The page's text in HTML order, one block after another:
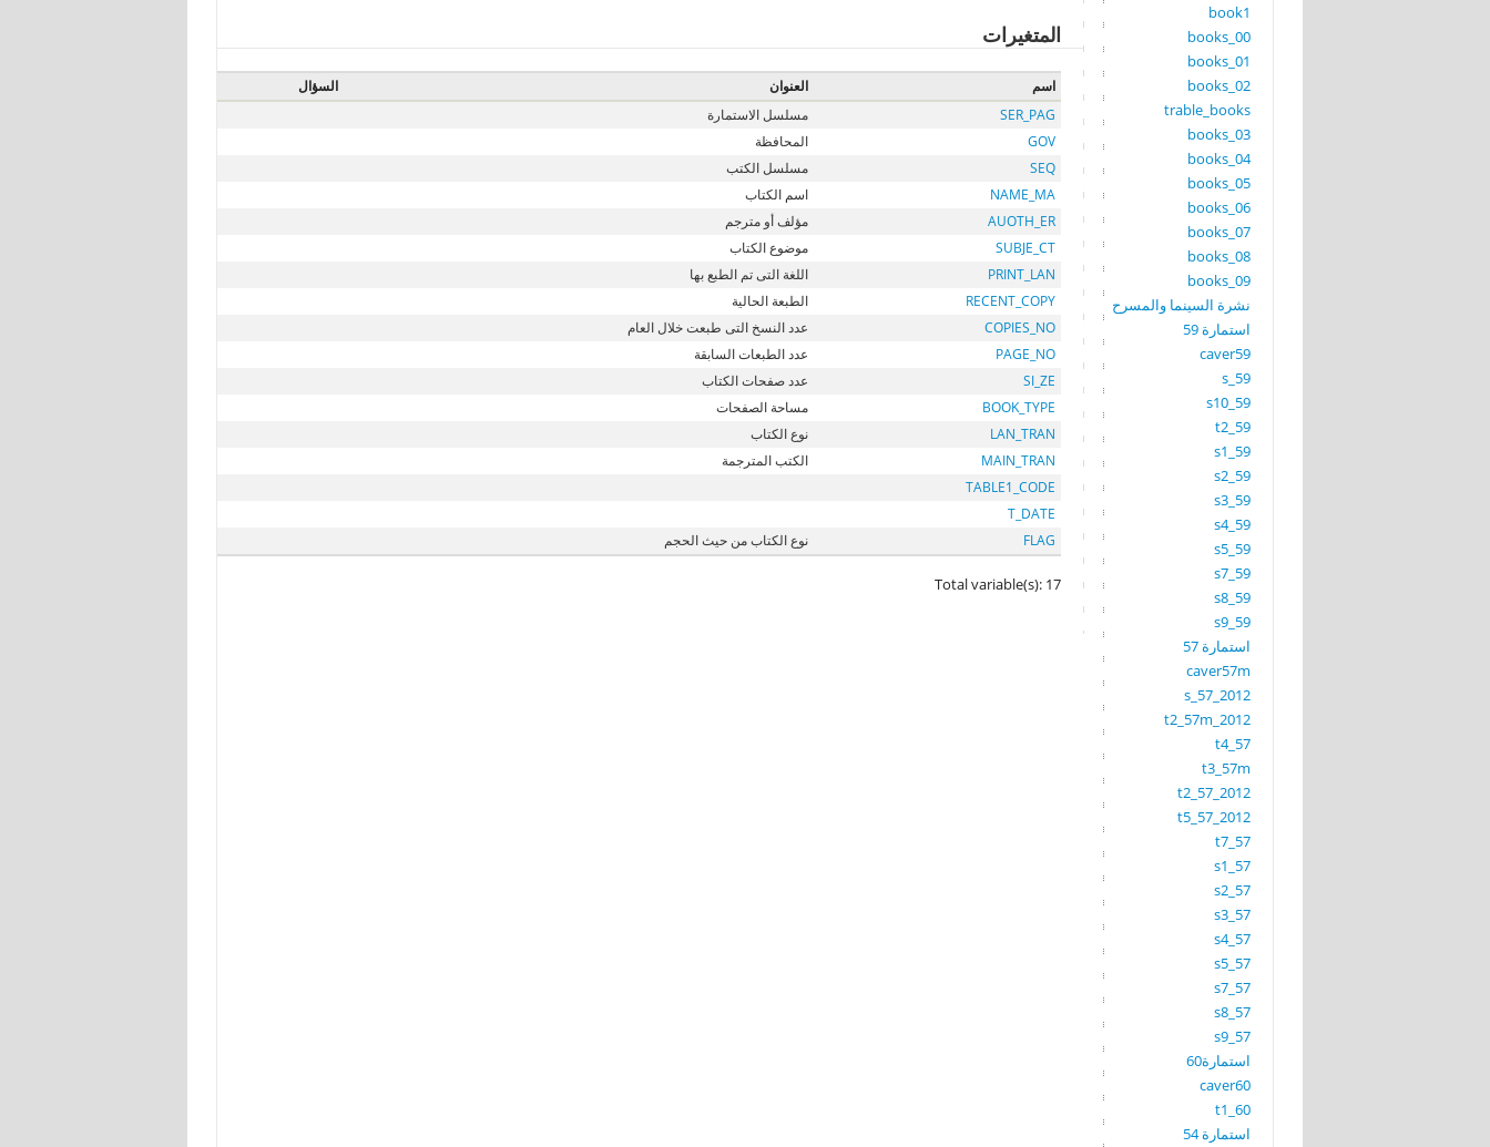
book1
books_00
books_01
books_02
trable_books
books_03
books_04
books_05
books_06
books_07
books_08
books_09
نشرة السينما والمسرح
استمارة 59
caver59
s_59
s10_59
t2_59
s1_59
s2_59
s3_59
s4_59
s5_59
s7_59
s8_59
s9_59
استمارة 57
caver57m
s_57_2012
t2_57m_2012
t4_57
t3_57m
t2_57_2012
t5_57_2012
t7_57
s1_57
s2_57
s3_57
s4_57
s5_57
s7_57
s8_57
s9_57
استمارة60
caver60
t1_60
استمارة 54
المتغيرات
اسم العنوان
السؤال
SER_PAG
مسلسل الاستمارة
GOV
المحافظة
SEQ
مسلسل الكتب
NAME_MA
اسم الكتاب
AUOTH_ER
مؤلف أو مترجم
SUBJE_CT
موضوع الكتاب
PRINT_LAN
اللغة التى تم الطبع بها
RECENT_COPY
الطبعة الحالية
COPIES_NO
عدد النسخ التى طبعت خلال العام
PAGE_NO
عدد الطبعات السابقة
SI_ZE
عدد صفحات الكتاب
BOOK_TYPE
مساحة الصفحات
LAN_TRAN
نوع الكتاب
MAIN_TRAN
الكتب المترجمة
TABLE1_CODE
T_DATE
FLAG
نوع الكتاب من حيث الحجم
Total variable(s): 17